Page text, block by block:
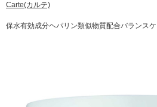
Carte(カルテ)
保水有効成分ヘパリン類似物質配合バランス